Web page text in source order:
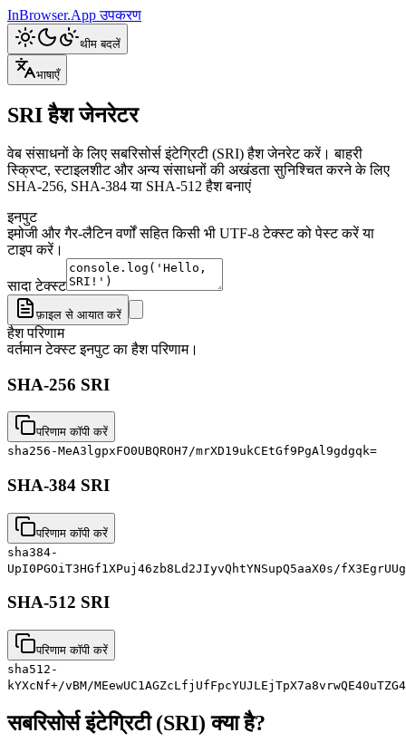
InBrowser.Appउपकरण
थीम बदलें
भाषाएँ
SRI हैश जेनरेटर
वेब संसाधनों के लिए सबरिसोर्स इंटेग्रिटी (SRI) हैश जेनरेट करें। बाहरी
स्क्रिप्ट, स्टाइलशीट और अन्य संसाधनों की अखंडता सुनिश्चित करने के लिए
SHA-256, SHA-384 या SHA-512 हैश बनाएं
इनपुट
इमोजी और गैर-लैटिन वर्णों सहित किसी भी UTF-8 टेक्स्ट को पेस्ट करें या
टाइप करें।
सादा टेक्स्ट
फ़ाइल से आयात करें
हैश परिणाम
वर्तमान टेक्स्ट इनपुट का हैश परिणाम।
SHA-256 SRI
परिणाम कॉपी करें
sha256-MeA3lgpxFO0UBQROH7/mrXD19ukCEtGf9PgAl9gdgqk=
SHA-384 SRI
परिणाम कॉपी करें
sha384-
UpI0PGOiT3HGf1XPuj46zb8Ld2JIyvQhtYNSupQ5aaX0s/
SHA-512 SRI
परिणाम कॉपी करें
sha512-
kYXcNf+/vBM/
सबरिसोर्स इंटेग्रिटी (SRI) क्या है?